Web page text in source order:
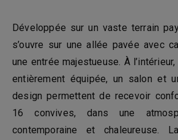
Développée sur un vaste terrain
s’ouvre sur une allée pavée avec
une entrée majestueuse. À
entièrement équipée, un salon et
design permettent de recevoir
16 convives, dans une
contemporaine et chaleureuse.